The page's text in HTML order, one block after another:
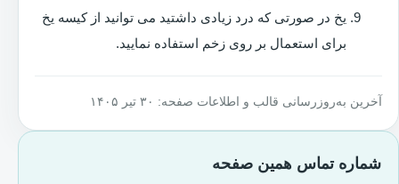
یخ در صورتی که درد زیادی داشتید می توانید از کیسه یخ
برای استعمال بر روی زخم استفاده نمایید.
آخرین به‌روزرسانی قالب و اطلاعات صفحه: ۳۰ تیر ۱۴۰۵
شماره تماس همین صفحه